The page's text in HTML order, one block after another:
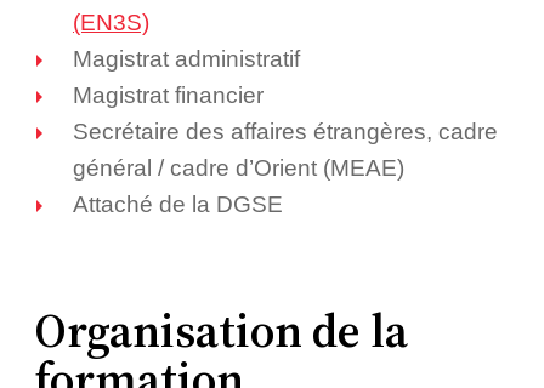
(EN3S)
Magistrat administratif
Magistrat financier
Secrétaire des affaires étrangères, cadre
général / cadre d’Orient (MEAE)
Attaché de la DGSE
Organisation de la